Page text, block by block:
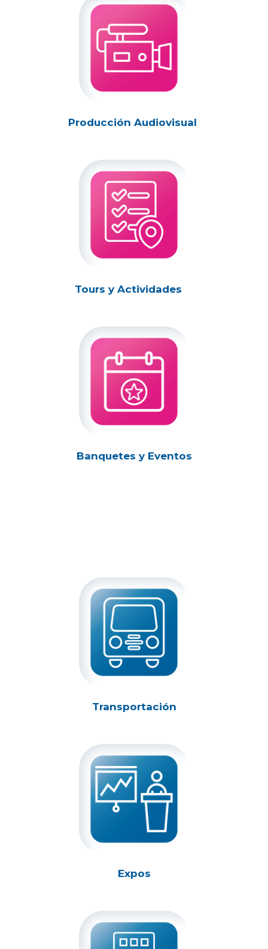
Producción Audiovisual
Tours y Actividades
Banquetes y Eventos
Transportación
Expos